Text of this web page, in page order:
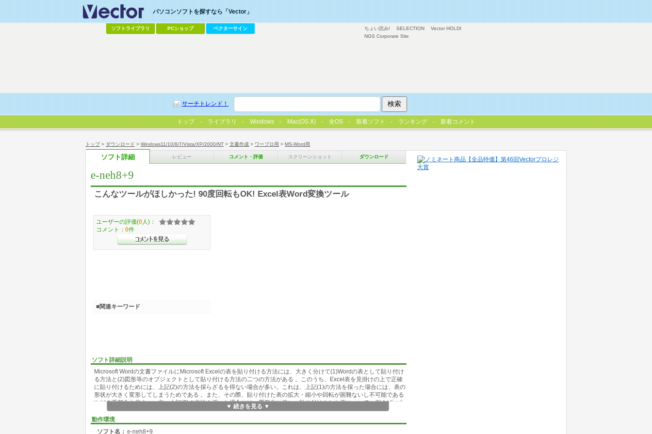
トップ> ダウンロード > Windows11/10/8/7/Vista/XP/2000/NT > 文書作成 > ワープロ用 > MS-Word用
ソフト詳細 レビュー コメント・評価 スクリーンショット ダウンロード
e-neh8+9
こんなツールがほしかった! 90度回転もOK! Excel表Word変換ツール
ソフト詳細説明
Microsoft Wordの文書ファイルにMicrosoft Excelの表を貼り付ける方法には、大きく分けて(1)Wordの表として貼り付け
る方法と(2)図形等のオブジェクトとして貼り付ける方法の二つの方法がある 。このうち、Excel表を見掛けの上で正確
に貼り付けるためには、上記(2)の方法を採らざるを得ない場合が多い。これは、上記(1)の方法を採った場合には、表の
形状が大きく変形してしまうためである 。また、その際、貼り付けた表の拡大・縮小や回転が困難ないし不可能である
などの不都合も伴う。一方、上記(2)の方法を採った場合には、図形化に伴い、貼り付けられた表について、例えば、大
変強力な文字検索やWordの優れた文章校正(校閲)機能である比較オプションの対象外になってしまうなど、Wordを活用
する上で無視できない弊害が生じてしまうことになる。
このようなことから、本ツールは、Excel表をそのセルの大きさや形状を極力変えずにWord文書において見掛け上でき
▼ 続きを見る ▼
動作環境
ソフト名： e-neh8+9
ユーザーの評価(0 人)：
コメント： 0件
■関連キーワード
ちょい読み! SELECTION
Vector HOLDI
NGS Corporate Site
パソコンソフトを探すなら「Vector」
ソフトライブラリ PCショップ ベクターサイン
サーチトレンド！
トップ ライブラリ Windows Mac(OS X) 全OS 新着ソフト ランキング 新着コメント